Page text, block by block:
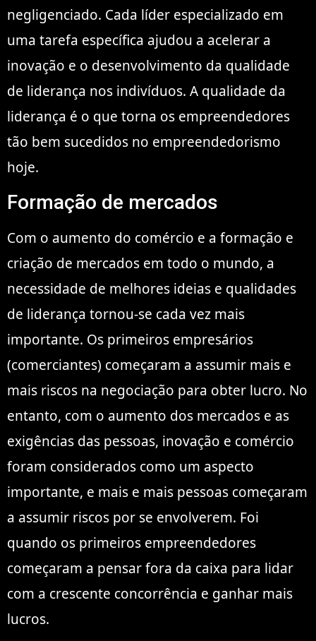
negligenciado. Cada líder especializado em
uma tarefa específica ajudou a acelerar a
inovação e o desenvolvimento da qualidade
de liderança nos indivíduos. A qualidade da
liderança é o que torna os empreendedores
tão bem sucedidos no empreendedorismo
hoje.
Formação de mercados
Com o aumento do comércio e a formação e
criação de mercados em todo o mundo, a
necessidade de melhores ideias e qualidades
de liderança tornou-se cada vez mais
importante. Os primeiros empresários
(comerciantes) começaram a assumir mais e
mais riscos na negociação para obter lucro. No
entanto, com o aumento dos mercados e as
exigências das pessoas, inovação e comércio
foram considerados como um aspecto
importante, e mais e mais pessoas começaram
a assumir riscos por se envolverem. Foi
quando os primeiros empreendedores
começaram a pensar fora da caixa para lidar
com a crescente concorrência e ganhar mais
lucros.